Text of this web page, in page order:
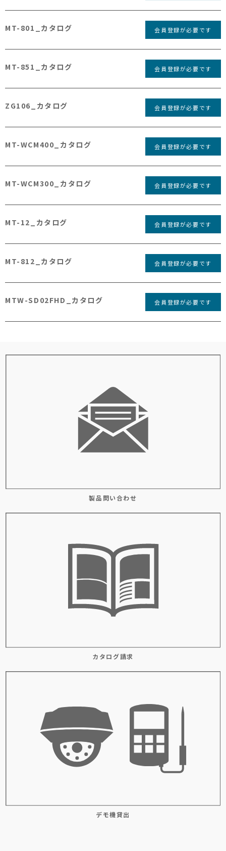
MT-801_カタログ 会員登録が必要です
MT-851_カタログ 会員登録が必要です
ZG106_カタログ 会員登録が必要です
MT-WCM400_カタログ 会員登録が必要です
MT-WCM300_カタログ 会員登録が必要です
MT-12_カタログ 会員登録が必要です
MT-812_カタログ 会員登録が必要です
MTW-SD02FHD_カタログ 会員登録が必要です
製品問い合わせ
カタログ請求
デモ機貸出